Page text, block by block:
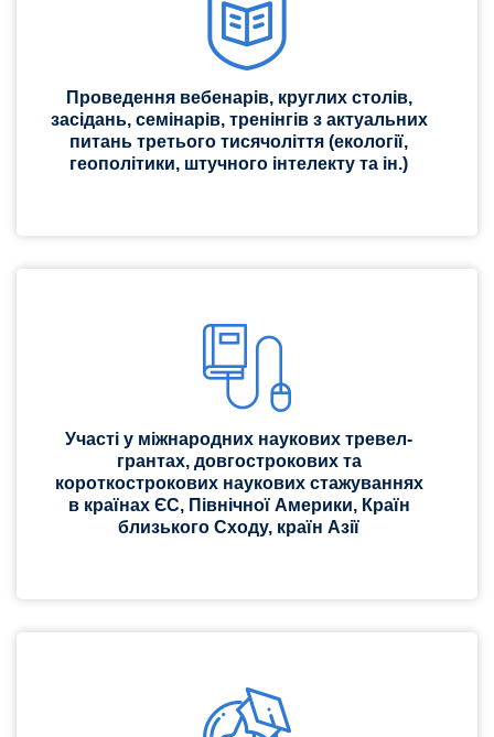
Проведення вебенарів, круглих столів,
засідань, семінарів, тренінгів з актуальних
питань третього тисячоліття (екології,
геополітики, штучного інтелекту та ін.)
Участі у міжнародних наукових тревел-
грантах, довгострокових та
короткострокових наукових стажуваннях
в країнах ЄС, Північної Америки, Країн
близького Сходу, країн Азії